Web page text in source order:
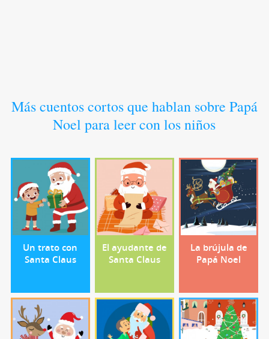
Más cuentos cortos que hablan sobre Papá
Noel para leer con los niños
Un trato con
Santa Claus
El ayudante de
Santa Claus
La brújula de
Papá Noel